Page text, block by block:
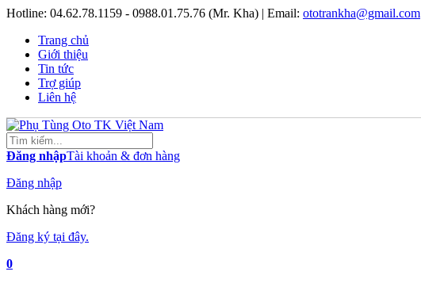
Hotline: 04.62.78.1159 - 0988.01.75.76 (Mr. Kha) | Email: ototrankha@gmail.com
Trang chủ
Giới thiệu
Tin tức
Trợ giúp
Liên hệ
Đăng nhậpTài khoản & đơn hàng
Đăng nhập
Khách hàng mới?
Đăng ký tại đây.
0